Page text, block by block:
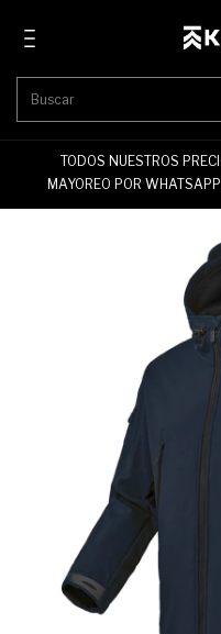
TODOS NUESTROS
MAYOREO POR